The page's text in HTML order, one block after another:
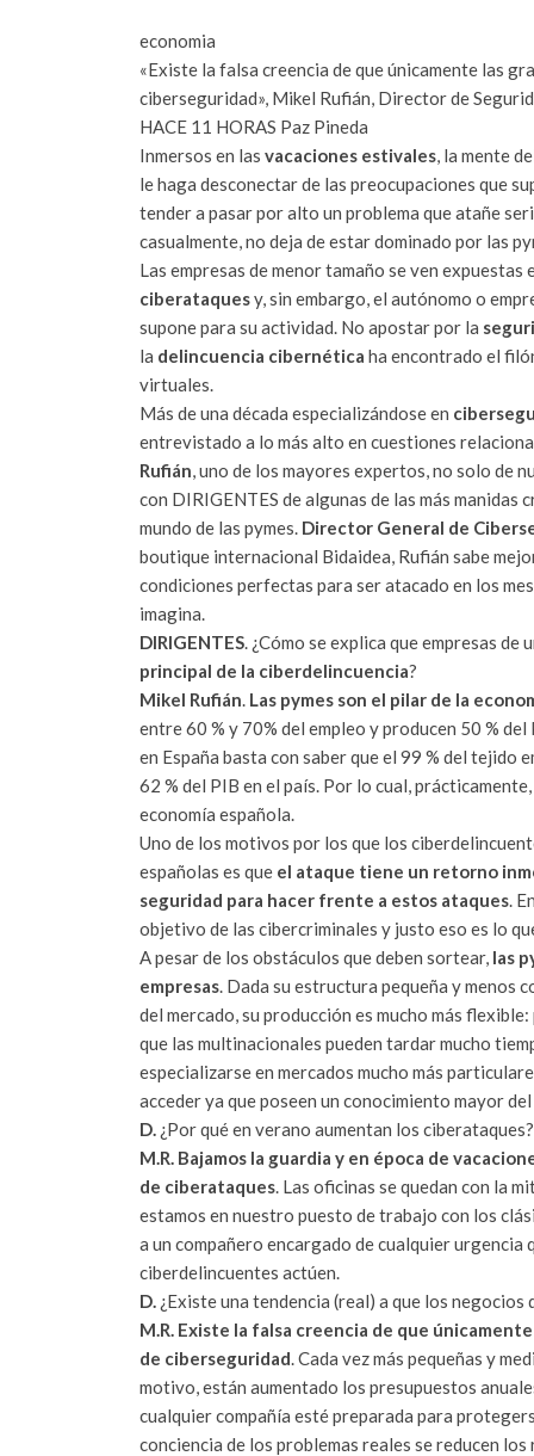
economia
«Existe la falsa creencia de que únicamente las
ciberseguridad», Mikel Rufián, Director de
HACE 11 HORAS Paz Pineda
Inmersos en las vacaciones estivales, la mente
le haga desconectar de las preocupaciones que
tender a pasar por alto un problema que atañe
casualmente, no deja de estar dominado por las
Las empresas de menor tamaño se ven expuestas
ciberataquesy, sin embargo, el autónomo o
supone para su actividad. No apostar por la
la delincuencia cibernética ha encontrado el
virtuales.
Más de una década especializándose en
entrevistado a lo más alto en cuestiones
Rufián, uno de los mayores expertos, no solo de
con DIRIGENTES de algunas de las más
mundo de las pymes. Director General de
boutique internacional Bidaidea, Rufián sabe
condiciones perfectas para ser atacado en los
imagina.
DIRIGENTES. ¿Cómo se explica que empresas de
principal de la ciberdelincuencia?
Mikel Rufián. Las pymes son el pilar de la
entre 60 % y 70% del empleo y producen 50 %
en España basta con saber que el 99 % del tejido
62 % del PIB en el país. Por lo cual,
economía española.
Uno de los motivos por los que los
españolas es que el ataque tiene un retorno
seguridad para hacer frente a estos ataques.
objetivo de las cibercriminales y justo eso es lo
A pesar de los obstáculos que deben sortear, las
empresas. Dada su estructura pequeña y menos
del mercado, su producción es mucho más
que las multinacionales pueden tardar mucho
especializarse en mercados mucho más
acceder ya que poseen un conocimiento mayor
D. ¿Por qué en verano aumentan los ciberataques?
M.R. Bajamos la guardia y en época de
de ciberataques. Las oficinas se quedan con la
estamos en nuestro puesto de trabajo con los
a un compañero encargado de cualquier
ciberdelincuentes actúen.
D. ¿Existe una tendencia (real) a que los
M.R. Existe la falsa creencia de que
de ciberseguridad. Cada vez más pequeñas y
motivo, están aumentado los presupuestos
cualquier compañía esté preparada para
conciencia de los problemas reales se reducen los